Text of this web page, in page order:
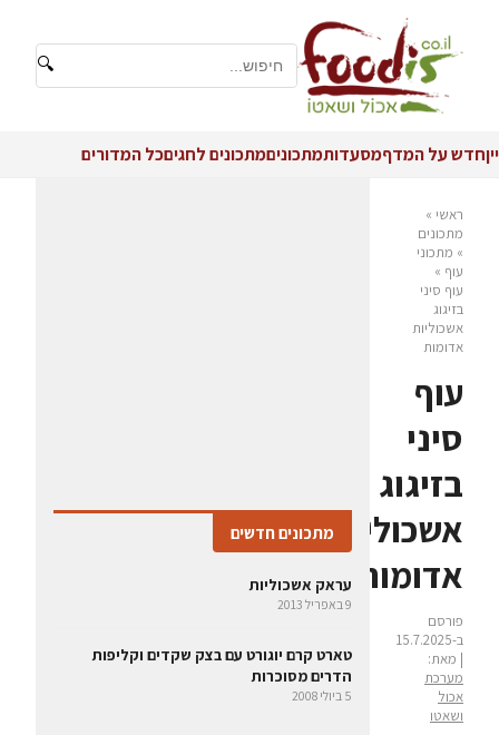
🔍
ייןחדש על המדףמסעדותמתכוניםמתכונים לחגיםכל המדורים
ראשי »
מתכונים
» מתכוני
עוף »
עוף סיני
בזיגוג
אשכוליות
אדומות
עוף
סיני
בזיגוג
אשכוליות
אדומות
פורסם
ב-15.7.2025
| מאת:
מערכת
אכול
ושאטו
מתכונים חדשים
עראק אשכוליות
9 באפריל 2013
טארט קרם יוגורט עם בצק שקדים וקליפות
הדרים מסוכרות
5 ביולי 2008